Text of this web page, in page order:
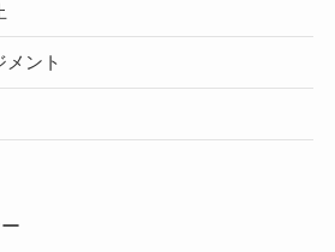
メント